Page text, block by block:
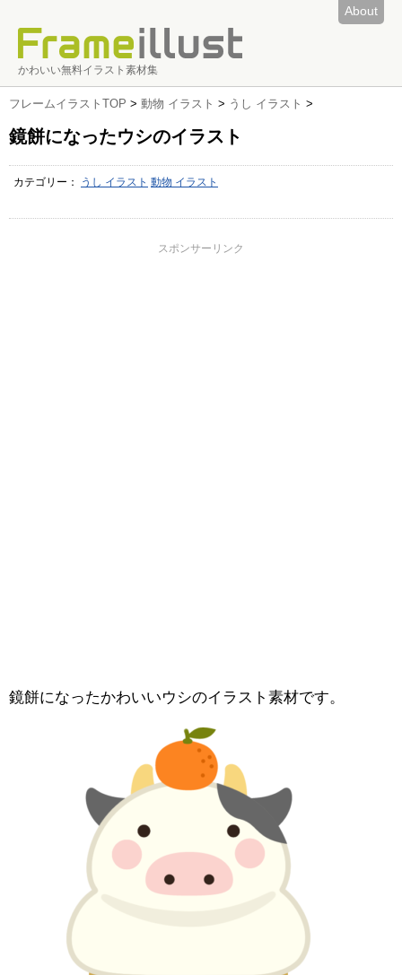
About
かわいい無料イラスト素材集
フレームイラストTOP > 動物 イラスト > うし イラスト >
鏡餅になったウシのイラスト
カテゴリー： うし イラスト 動物 イラスト
スポンサーリンク
鏡餅になったかわいいウシのイラスト素材です。